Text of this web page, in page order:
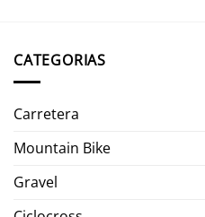
CATEGORIAS
Carretera
Mountain Bike
Gravel